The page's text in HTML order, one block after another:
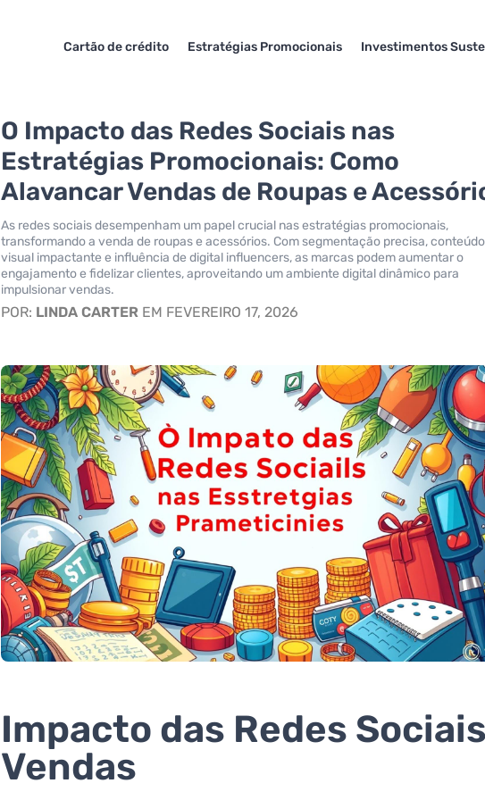
Cartão de crédito Estratégias Promocionais Investimentos
O Impacto das Redes Sociais nas
Estratégias Promocionais: Como
Alavancar Vendas de Roupas e
As redes sociais desempenham um papel crucial nas estratégias promocionais,
transformando a venda de roupas e acessórios. Com segmentação precisa, conteúdo
visual impactante e influência de digital influencers, as marcas podem aumentar o
engajamento e fidelizar clientes, aproveitando um ambiente digital dinâmico para
impulsionar vendas.
POR: LINDA CARTER EM FEVEREIRO 17, 2026
Impacto das Redes
Vendas